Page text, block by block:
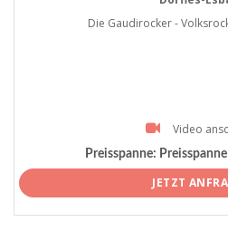
Die Gaudirocker -
Video
Preisspanne:
JETZT